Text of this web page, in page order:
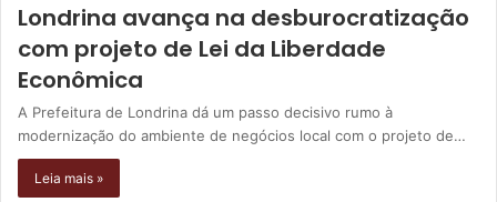
Londrina avança na desburocratização
com projeto de Lei da Liberdade
Econômica
A Prefeitura de Londrina dá um passo decisivo rumo à
modernização do ambiente de negócios local com o projeto de…
Leia mais »